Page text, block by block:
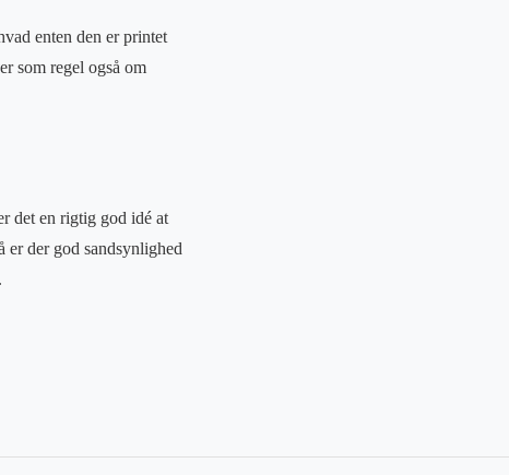
enten den er printet
som regel også om
det en rigtig god idé at
er der god sandsynlighed